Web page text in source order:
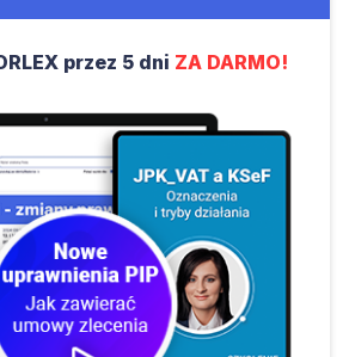
przez 5 dni ZA DARMO!